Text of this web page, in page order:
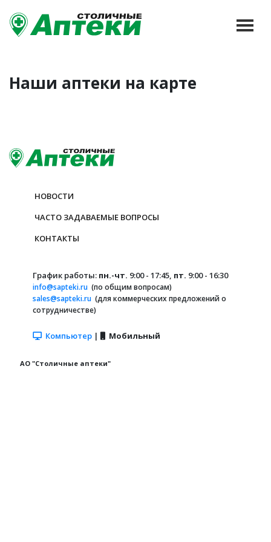
Наши аптеки на карте
НОВОСТИ
ЧАСТО ЗАДАВАЕМЫЕ ВОПРОСЫ
КОНТАКТЫ
График работы: пн.-чт. 9:00 - 17:45, пт. 9:00 - 16:30
info@sapteki.ru (по общим вопросам)
sales@sapteki.ru (для коммерческих предложений о
сотрудничестве)
Компьютер | Мобильный
АО "Столичные аптеки"